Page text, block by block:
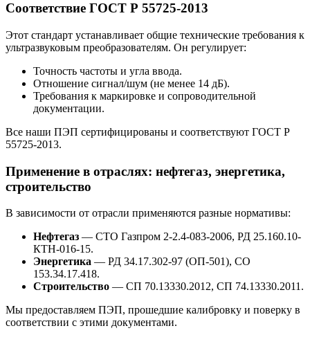
Соответствие ГОСТ Р 55725-2013
Этот стандарт устанавливает общие технические требования к
ультразвуковым преобразователям. Он регулирует:
Точность частоты и угла ввода.
Отношение сигнал/шум (не менее 14 дБ).
Требования к маркировке и сопроводительной
документации.
Все наши ПЭП сертифицированы и соответствуют ГОСТ Р
55725-2013.
Применение в отраслях: нефтегаз, энергетика,
строительство
В зависимости от отрасли применяются разные нормативы:
Нефтегаз — СТО Газпром 2-2.4-083-2006, РД 25.160.10-
КТН-016-15.
Энергетика — РД 34.17.302-97 (ОП-501), СО
153.34.17.418.
Строительство — СП 70.13330.2012, СП 74.13330.2011.
Мы предоставляем ПЭП, прошедшие калибровку и поверку в
соответствии с этими документами.